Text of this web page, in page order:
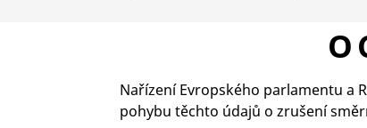
Nařízení Evropského parlamentu a
pohybu těchto údajů o zrušení